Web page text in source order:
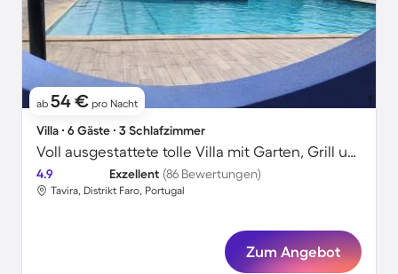
ab 54 € pro Nacht
Villa ∙ 6 Gäste ∙ 3 Schlafzimmer
Voll ausgestattete tolle Villa mit Garten, Grill und Pool
4.9 Exzellent (86 Bewertungen)
Tavira, Distrikt Faro, Portugal
Zum Angebot